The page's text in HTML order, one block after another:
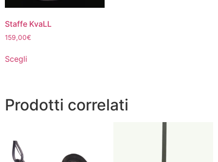
Staffe KvaLL
159,00€
Scegli
varianti.
Le
Prodotti correlati